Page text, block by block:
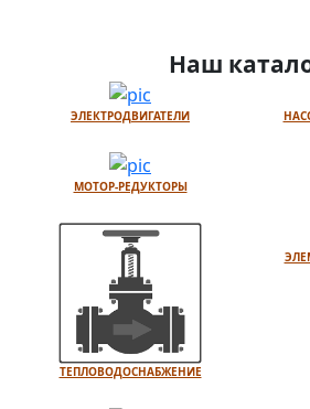
Наш
ЭЛЕКТРОДВИГАТЕЛИ
МОТОР-РЕДУКТОРЫ
ТЕПЛОВОДОСНАБЖЕНИЕ